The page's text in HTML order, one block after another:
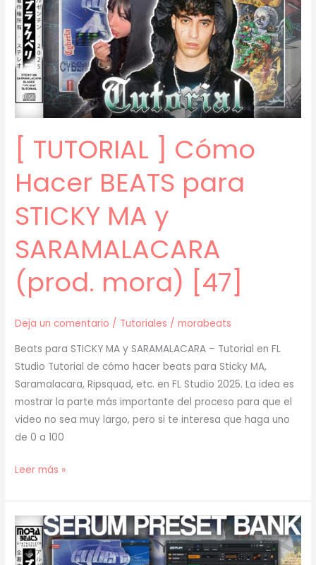
MELÓDICOS
para
STICKY
MA
(prod.
mora)
[48]
[ TUTORIAL ] Cómo
Hacer BEATS para
STICKY MA y
SARAMALACARA
(prod. mora) [47]
Deja un comentario / Tutoriales /morabeats
Beats para STICKY MA y SARAMALACARA – Tutorial en FL
Studio Tutorial de cómo hacer beats para Sticky MA,
Saramalacara, Ripsquad, etc. en FL Studio 2025. La idea es
mostrar la parte más importante del proceso para que el
video no sea muy largo, pero si te interesa que haga uno
de 0 a 100
[
]
Cómo
Hacer
BEATS
Leer más »